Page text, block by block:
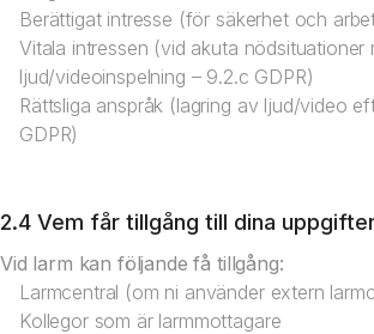
Berättigat intresse (för säkerhet och
Vitala intressen (vid akuta nödsituationer
ljud/videoinspelning – 9.2.c GDPR)
Rättsliga anspråk (lagring av ljud/video
GDPR)
2.4 Vem får tillgång till dina
Vid larm kan följande få tillgång:
Larmcentral (om ni använder extern
Kollegor som är larmmottagare